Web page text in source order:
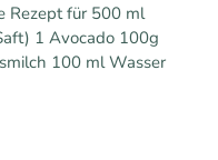
Rezept für 500 ml
1 Avocado 100g
100 ml Wasser